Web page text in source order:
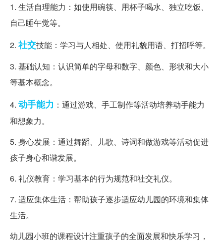
1. 生活自理能力：如使用碗筷、用杯子喝水、独立吃饭、
自己睡午觉等。
2. 社交技能：学习与人相处、使用礼貌用语、打招呼等。
3. 基础认知：认识简单的字母和数字、颜色、形状和大小
等基本概念。
4. 动手能力 ：通过游戏、手工制作等活动培养动手能力
和想象力。
5. 身心发展：通过舞蹈、儿歌、诗词和做游戏等活动促进
孩子身心和谐发展。
6. 礼仪教育：学习基本的行为规范和社交礼仪。
7. 适应集体生活：帮助孩子逐步适应幼儿园的环境和集体
生活。
幼儿园小班的课程设计注重孩子的全面发展和快乐学习，